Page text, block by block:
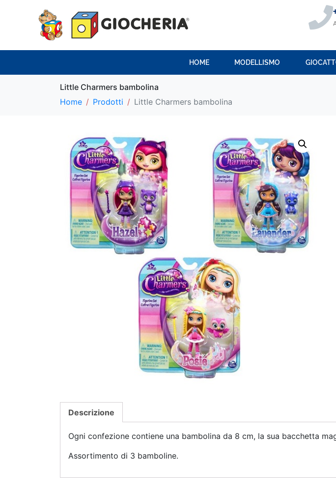
HOME MODELLISMO
Little Charmers bambolina
Home
Prodotti Little Charmers bambolina
Descrizione
Ogni confezione contiene una bambolina da 8 cm, la sua bacchetta
Assortimento di 3 bamboline.